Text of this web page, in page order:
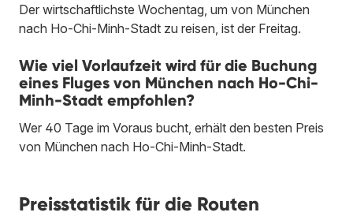
Der wirtschaftlichste Wochentag, um von München
nach Ho-Chi-Minh-Stadt zu reisen, ist der Freitag.
Wie viel Vorlaufzeit wird für die Buchung
eines Fluges von München nach Ho-Chi-
Minh-Stadt empfohlen?
Wer 40 Tage im Voraus bucht, erhält den besten Preis
von München nach Ho-Chi-Minh-Stadt.
Preisstatistik für die Routen